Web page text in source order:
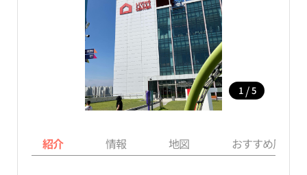
1 / 5
紹介 情報 地図 おすすめ周辺